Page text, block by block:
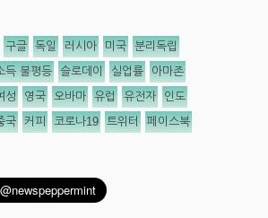
구글 독일 러시아 미국 분리독립
득 불평등 슬로데이 실업률 아마존
성 영국 오바마 유럽 유전자 인도
국 커피 코로나19 트위터 페이스북